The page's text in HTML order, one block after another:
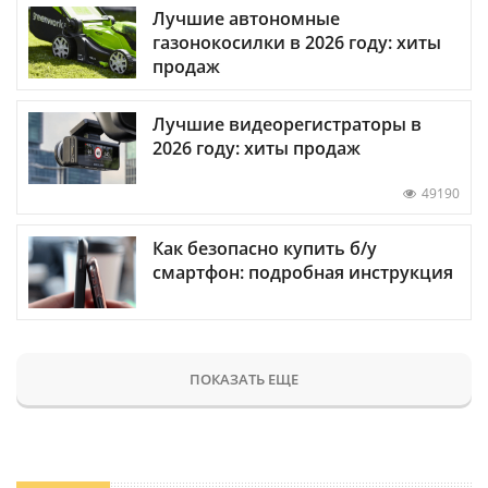
Лучшие автономные
газонокосилки в 2026 году: хиты
продаж
Лучшие видеорегистраторы в
2026 году: хиты продаж
49190
Как безопасно купить б/у
смартфон: подробная инструкция
ПОКАЗАТЬ ЕЩЕ